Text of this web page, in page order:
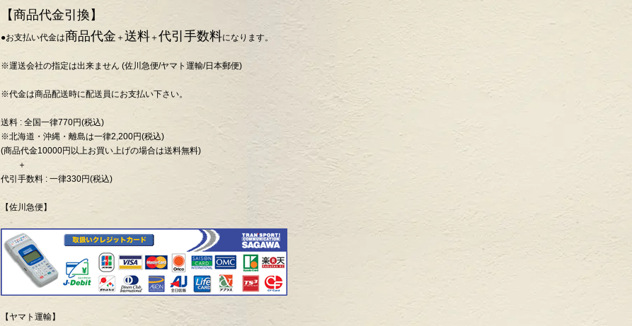
【商品代金引換】
●お支払い代金は商品代金 ＋送料 ＋ 代引手数料になります。
※運送会社の指定は出来ません (佐川急便/ヤマト運輸/日本郵便)
※代金は商品配送時に配送員にお支払い下さい。
送料 : 全国一律770円(税込)
※北海道・沖縄・離島は一律2,200円(税込)
(商品代金10000円以上お買い上げの場合は送料無料)
＋
代引手数料 : 一律330円(税込)
【佐川急便】
【ヤマト運輸】